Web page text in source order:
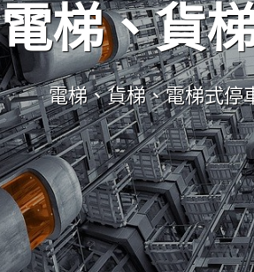
電梯、貨
電梯、貨梯、電梯式停